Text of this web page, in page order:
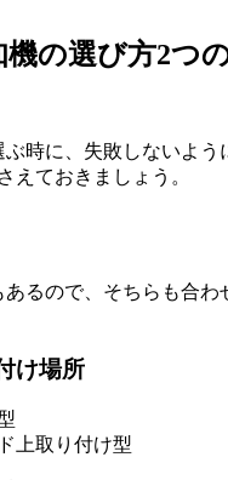
機の選び方2つ
ぶ時に、失敗しないよう
えておきましょう。
るので、そちらも合わ
け場所
上取り付け型